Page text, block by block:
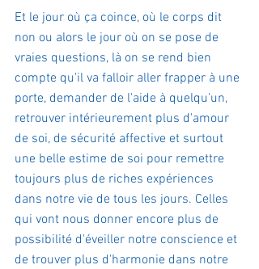
Et le jour où ça coince, où le corps dit
non ou alors le jour où on se pose de
vraies questions, là on se rend bien
compte qu'il va falloir aller frapper à une
porte, demander de l'aide à quelqu'un,
retrouver intérieurement plus d'amour
de soi, de sécurité affective et surtout
une belle estime de soi pour remettre
toujours plus de riches expériences
dans notre vie de tous les jours. Celles
qui vont nous donner encore plus de
possibilité d'éveiller notre conscience et
de trouver plus d'harmonie dans notre